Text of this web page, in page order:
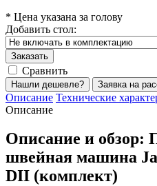
* Цена указана за голову
Добавить стол:
Заказать
Сравнить
Нашли дешевле? Заявка на
Описание Технические
Описание
Описание и
швейная машина
DII (комплект)